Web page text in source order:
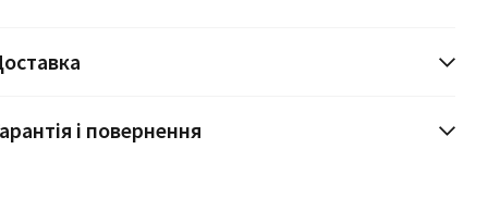
і повернення